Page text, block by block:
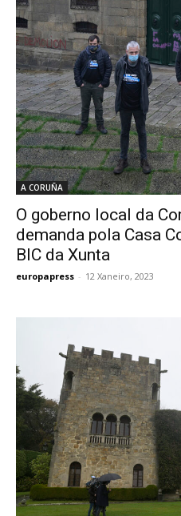
A CORUÑA
O goberno local da
demanda pola Casa
BIC da Xunta
europapress - 12 Xaneiro, 2023